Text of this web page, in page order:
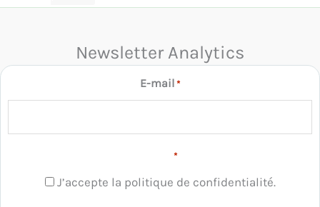
Newsletter Analytics
E-mail *
*
J’accepte la politique de confidentialité.